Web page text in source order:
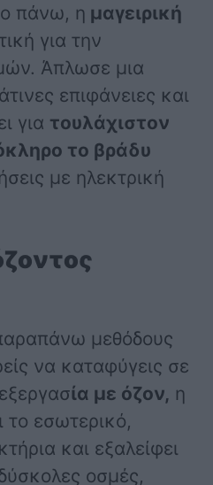
πάνω, η μαγειρική
για την
Άπλωσε μια
επιφάνειες και
για τουλάχιστον
το βράδυ
με ηλεκτρική
μεθόδους
να καταφύγεις σε
ία με όζον, η
το εσωτερικό,
και εξαλείφει
οσμές,